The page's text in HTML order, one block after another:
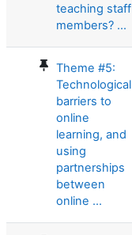
teaching staff
members? ...
Theme #5:
Technological
barriers to
online
learning, and
using
partnerships
between
online ...